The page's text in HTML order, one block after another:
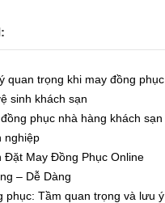
quan trọng khi may đồng phục
sinh khách sạn
phục nhà hàng khách sạn
nghiệp
Đặt May Đồng Phục Online
– Dễ Dàng
phục: Tầm quan trọng và lưu ý